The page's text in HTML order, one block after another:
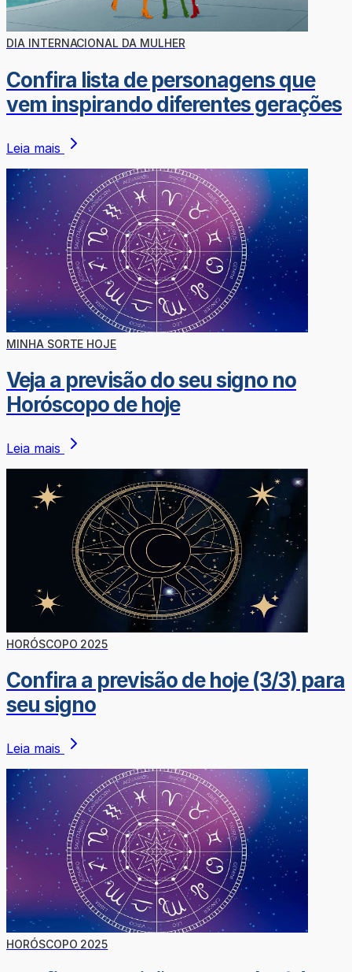
DIA INTERNACIONAL DA MULHER
Confira lista de personagens que
vem inspirando diferentes gerações
Leia mais
MINHA SORTE HOJE
Veja a previsão do seu signo no
Horóscopo de hoje
Leia mais
HORÓSCOPO 2025
Confira a previsão de hoje (3/3) para
seu signo
Leia mais
HORÓSCOPO 2025